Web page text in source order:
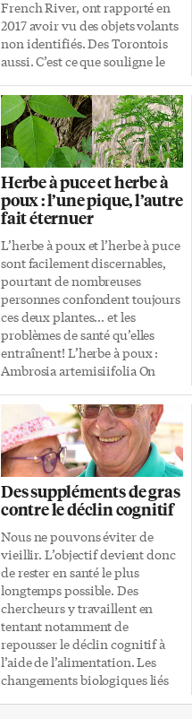
French River, ont rapporté en
2017 avoir vu des objets volants
non identifiés. Des Torontois
aussi. C’est ce que souligne le
qui compile depuis 1989 les
observations d’OVNI au
Canada, dans son rapport pour
2017. Plus de 1100 observations
ont été rapportées au pays l’an
dernier, dont 518 au Québec,
241 en Ontario et 128 en
Colombie-Britannique. Parmi
les grandes agglomérations
métropolitaines du pays,
Montréal est en tête avec 75
observations d’OVNI
rapportées, suivie de Toronto
(57), Vancouver (46), Edmonton
(29), Hamilton […]
Herbe à puce et herbe à
poux : l’une pique, l’autre
fait éternuer
L’herbe à poux et l’herbe à puce
sont facilement discernables,
pourtant de nombreuses
personnes confondent toujours
ces deux plantes… et les
problèmes de santé qu’elles
entraînent! L’herbe à poux :
Ambrosia artemisiifolia On
à poux, c’est son pollen qui pose
problème. Pouvant atteindre 1,5
mètre de haut, on la reconnaît à
son feuillage vert et dentelé,
semblable à celui des carottes.
De la fin juillet jusqu’aux
premiers gels, ses fleurs mâles
produisent de grandes
quantités de pollen que le vent
peut transporter sur plus de
200 km! On retrouve l’herbe à
poux principalement dans le
sud […]
Des suppléments de gras
contre le déclin cognitif
Nous ne pouvons éviter de
vieillir. L’objectif devient donc
de rester en santé le plus
longtemps possible. Des
chercheurs y travaillent en
tentant notamment de
repousser le déclin cognitif à
l’aide de l’alimentation. Les
changements biologiques liés